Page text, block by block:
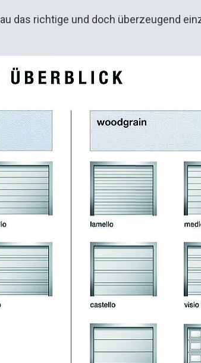
das richtige und doch überzeugend